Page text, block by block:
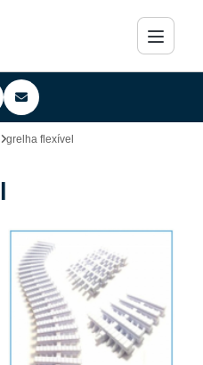
grelha flexível